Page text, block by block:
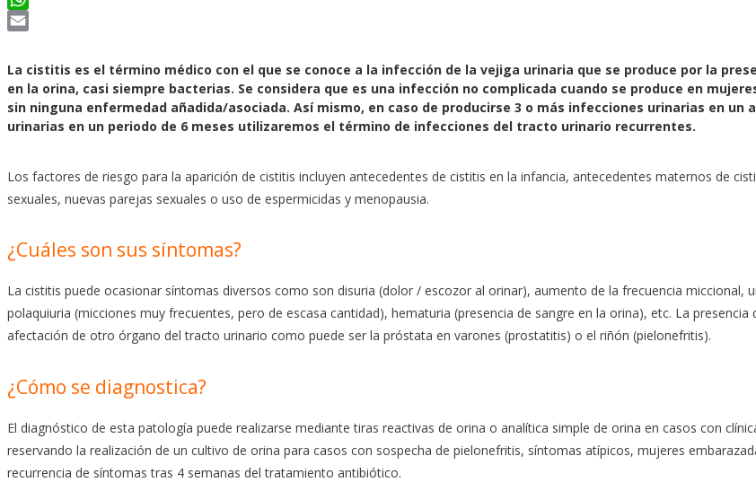
WhatsApp
La cistitis es el término médico con el que se conoce a la infección de la vejiga urinaria que se produce por la
en la orina, casi siempre bacterias. Se considera que es una infección no complicada cuando se produce en
sin ninguna enfermedad añadida/asociada. Así mismo, en caso de producirse 3 o más infecciones urinarias en un
urinarias en un periodo de 6 meses utilizaremos el término de infecciones del tracto urinario recurrentes.
Los factores de riesgo para la aparición de cistitis incluyen antecedentes de cistitis en la infancia, antecedentes maternos de
sexuales, nuevas parejas sexuales o uso de espermicidas y menopausia.
¿Cuáles son sus síntomas?
La cistitis puede ocasionar síntomas diversos como son disuria (dolor / escozor al orinar), aumento de la frecuencia miccional,
polaquiuria (micciones muy frecuentes, pero de escasa cantidad), hematuria (presencia de sangre en la orina), etc. La presencia
afectación de otro órgano del tracto urinario como puede ser la próstata en varones (prostatitis) o el riñón (pielonefritis).
¿Cómo se diagnostica?
El diagnóstico de esta patología puede realizarse mediante tiras reactivas de orina o analítica simple de orina en casos con
reservando la realización de un cultivo de orina para casos con sospecha de pielonefritis, síntomas atípicos, mujeres
recurrencia de síntomas tras 4 semanas del tratamiento antibiótico.